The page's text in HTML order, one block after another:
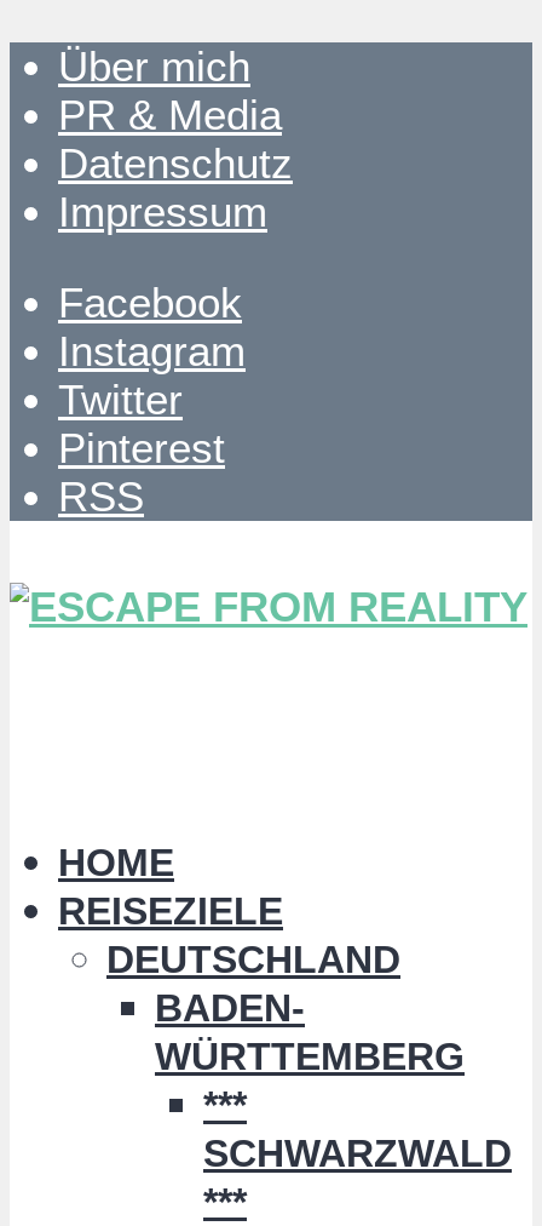
Über mich
PR & Media
Datenschutz
Impressum
Facebook
Instagram
Twitter
Pinterest
RSS
HOME
REISEZIELE
DEUTSCHLAND
BADEN-
WÜRTTEMBERG
***
SCHWARZWALD
***